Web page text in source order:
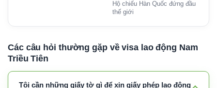
Hộ chiếu Hàn Quốc đứng đầu
thế giới
Các câu hỏi thường gặp về visa lao động Nam
Triều Tiên
Tôi cần những giấy tờ gì để xin giấy phép lao động